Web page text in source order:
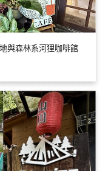
與森林系河狸咖啡館